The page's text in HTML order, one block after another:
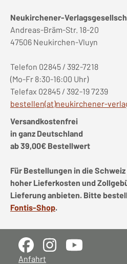
Neukirchener-
Andreas-Bräm-Str. 18-20
47506 Neukirchen-Vluyn
Telefon 02845 / 392-7218
(Mo-Fr 8:30-16:00 Uhr)
Telefax 02845 / 392-19 7239
bestellen(at)neukirchener-
Versandkostenfrei
in ganz Deutschland
ab 39,00€ Bestellwert
Für Bestellungen in die
hoher Lieferkosten und
Lieferung anbieten. Bitte
Fontis-Shop.
Anfahrt